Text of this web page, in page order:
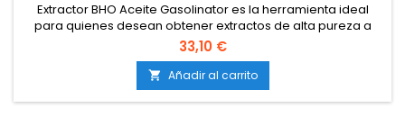
Extractor BHO Aceite Gasolinator es la herramienta ideal
para quienes desean obtener extractos de alta pureza a
partir de sus hierbas de forma sencilla y eficiente. Fabricado
en acero inoxidable de alta calidad, garantiza seguridad,
resistencia y durabilidad en cada uso, evitando reacciones
indeseadas y preservando al máximo la esencia de la
materia vegetal.
33,10 €
 Añadir al carrito